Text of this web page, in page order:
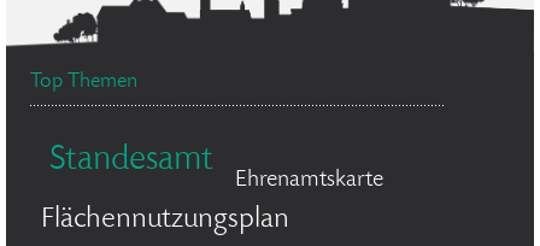
Top Themen
Standesamt
Ehrenamtskarte
Flächennutzungsplan